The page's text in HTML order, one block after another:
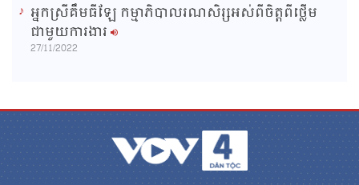
អ្នកស្រីគឹមធីឡែ កម្មាភិបាលរណសិរ្សអស់ពីចិត្តពីថ្លើម
ជាមួយការងារ
27/11/2022